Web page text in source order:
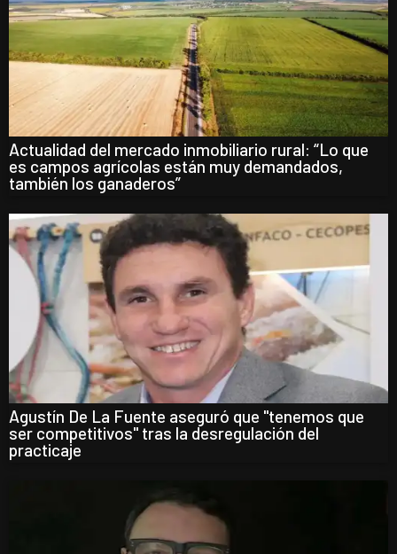
Actualidad del mercado inmobiliario rural: “Lo que
es campos agrícolas están muy demandados,
también los ganaderos”
Agustín De La Fuente aseguró que "tenemos que
ser competitivos" tras la desregulación del
practicaje